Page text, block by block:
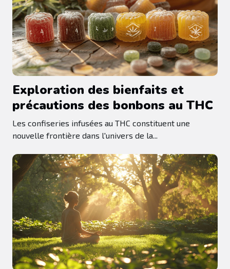
Exploration des bienfaits et
précautions des bonbons au THC
Les confiseries infusées au THC constituent une
nouvelle frontière dans l'univers de la...